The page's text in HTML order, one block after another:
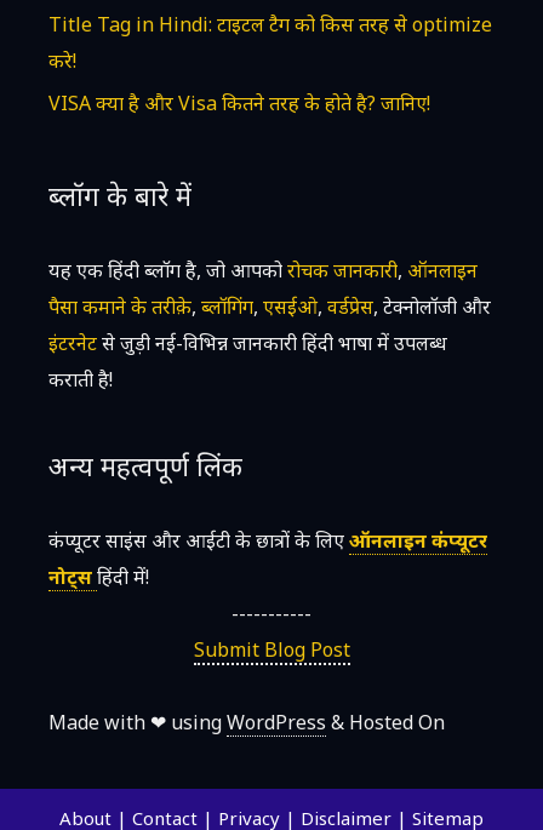
Title Tag in Hindi: टाइटल टैग को किस तरह से optimize
करे!
VISA क्या है और Visa कितने तरह के होते है? जानिए!
ब्लॉग के बारे में
यह एक हिंदी ब्लॉग है, जो आपकोरोचक जानकारी, ऑनलाइन
पैसा कमाने के तरीक़े, ब्लॉगिंग, एसईओ, वर्डप्रेस, टेक्नोलॉजी और
इंटरनेटसे जुड़ी नई-विभिन्न जानकारी हिंदी भाषा में उपलब्ध
कराती है!
अन्य महत्वपूर्ण लिंक
कंप्यूटर साइंस और आईटी के छात्रों के लिएऑनलाइन कंप्यूटर
नोट्सहिंदी में!
-----------
Submit Blog Post
Made with ❤ usingWordPress & Hosted On
About | Contact | Privacy | Disclaimer | Sitemap